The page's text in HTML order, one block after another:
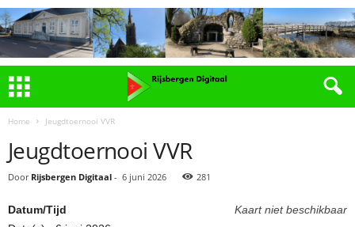
Home Jeugdtoernooi VVR
Jeugdtoernooi VVR
Door Rijsbergen Digitaal - 6 juni 2026 281
Kaart niet beschikbaar
Datum/Tijd